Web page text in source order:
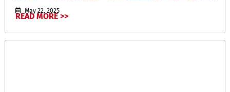
May 22, 2025
READ MORE >>